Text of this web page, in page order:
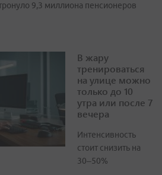
9,3 миллиона пенсионеров
В жару
тренироваться
на улице можно
только до 10
утра или после 7
вечера
Интенсивность
стоит снизить на
30–50%